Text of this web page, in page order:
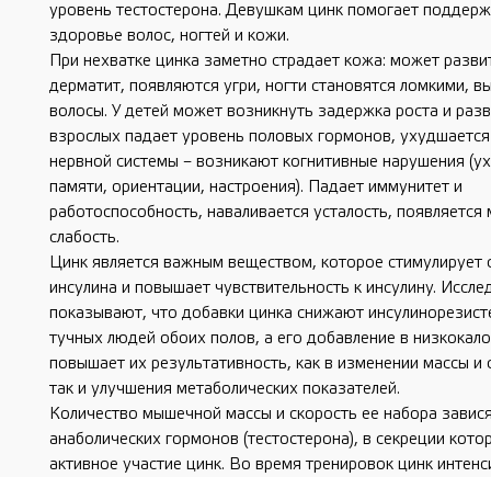
уровень тестостерона. Девушкам цинк помогает
здоровье волос, ногтей и кожи.
При нехватке цинка заметно страдает кожа: может
дерматит, появляются угри, ногти становятся ломкими,
волосы. У детей может возникнуть задержка роста и
взрослых падает уровень половых гормонов,
нервной системы – возникают когнитивные нарушения
памяти, ориентации, настроения). Падает иммунитет и
работоспособность, наваливается усталость,
слабость.
Цинк является важным веществом, которое стимулирует
инсулина и повышает чувствительность к инсулину.
показывают, что добавки цинка снижают
тучных людей обоих полов, а его добавление в
повышает их результативность, как в изменении массы и
так и улучшения метаболических показателей.
Количество мышечной массы и скорость ее набора
анаболических гормонов (тестостерона), в секреции
активное участие цинк. Во время тренировок цинк